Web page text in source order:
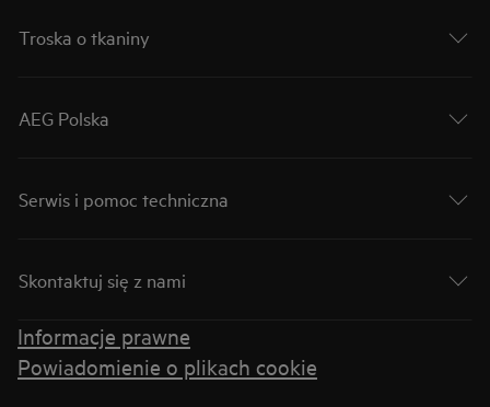
Troska o tkaniny
AEG Polska
Serwis i pomoc techniczna
Skontaktuj się z nami
Informacje prawne
Powiadomienie o plikach cookie